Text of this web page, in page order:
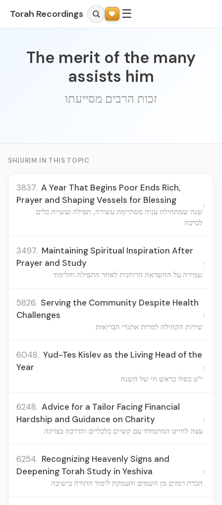
Torah Recordings ☰
The merit of the many
assists him
זכות הרבים מסייעתו
SHIURIM IN THIS TOPIC
3837. A Year That Begins Poor Ends Rich,
Prayer and Shaping Vessels for Blessing
שנה שמתחילה עניה מסתיימת עשירה, תפילה ועשיית כלים
לברכה
›
3497. Maintaining Spiritual Inspiration After
Prayer and Study
שמירה על ההשראה הרוחנית לאחר התפילה והלימוד
›
5826. Serving the Community Despite Health
Challenges
שירות הקהילה למרות אתגרי הבריאות
›
6048. Yud-Tes Kislev as the Living Head of the
Year
י"ט כסלו כראש חי של השנה
›
6248. Advice for a Tailor Facing Financial
Hardship and Guidance on Charity
עצה לחייט המתמודד עם קשיים כלכליים והדרכה בצדקה
›
6254. Recognizing Heavenly Signs and
Deepening Torah Study in Yeshiva
הכרת רמזים מן השמים והעמקת לימוד התורה בישיבה
›